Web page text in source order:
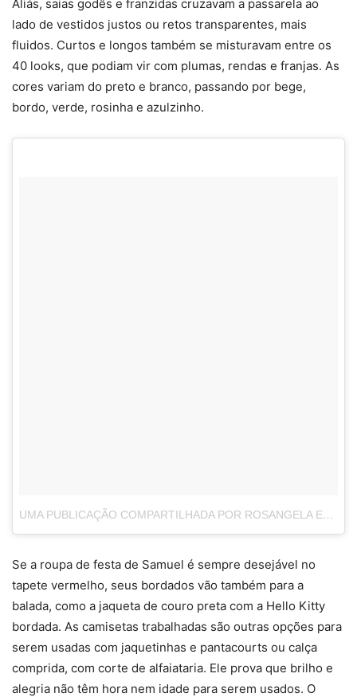
Aliás, saias godês e franzidas cruzavam a passarela ao
lado de vestidos justos ou retos transparentes, mais
fluidos. Curtos e longos também se misturavam entre os
40 looks, que podiam vir com plumas, rendas e franjas. As
cores variam do preto e branco, passando por bege,
bordo, verde, rosinha e azulzinho.
UMA PUBLICAÇÃO COMPARTILHADA POR ROSANGELA ESPINOSSI (@ELASNOTAPETEVERMELHO)
Se a roupa de festa de Samuel é sempre desejável no
tapete vermelho, seus bordados vão também para a
balada, como a jaqueta de couro preta com a Hello Kitty
bordada. As camisetas trabalhadas são outras opções para
serem usadas com jaquetinhas e pantacourts ou calça
comprida, com corte de alfaiataria. Ele prova que brilho e
alegria não têm hora nem idade para serem usados. O